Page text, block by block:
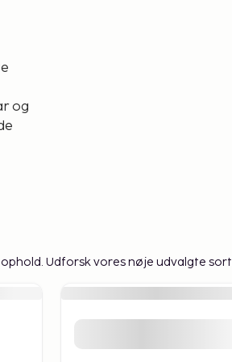
og
det
Udforsk vores nøje udvalgte